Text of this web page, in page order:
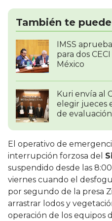
También te
IMSS
para dos
México
Kuri envía al
elegir jueces
de
El operativo de
interrupción forzosa del
suspendido desde las
viernes cuando el
por segundo de la presa
arrastrar lodos y
operación de los equipos